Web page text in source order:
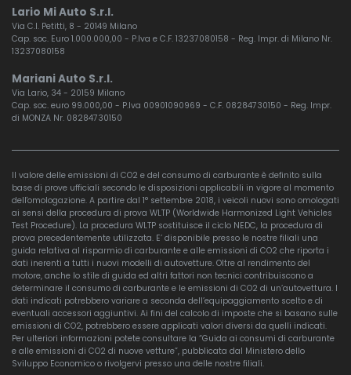
Lario Mi Auto S.r.l.
Via C.I. Petitti, 8 - 20149 Milano
Cap. soc. Euro 1.000.000,00 - P.Iva e C.F. 13237080158 - Reg. Impr. di Milano Nr.
13237080158
Mariani Auto S.r.l.
Via Lario, 34 - 20159 Milano
Cap. soc. euro 99.000,00 - P.Iva 00901090969 - C.F. 08284730150 - Reg. Impr.
di MONZA Nr. 08284730150
Il valore delle emissioni di CO2 e del consumo di carburante è definito sulla
base di prove ufficiali secondo le disposizioni applicabili in vigore al momento
dell'omologazione. A partire dal 1° settembre 2018, i veicoli nuovi sono omologati
ai sensi della procedura di prova WLTP (Worldwide Harmonized Light Vehicles
Test Procedure). La procedura WLTP sostituisce il ciclo NEDC, la procedura di
prova precedentemente utilizzata. E’ disponibile presso le nostre filiali una
guida relativa al risparmio di carburante e alle emissioni di CO2 che riporta i
dati inerenti a tutti i nuovi modelli di autovetture. Oltre al rendimento del
motore, anche lo stile di guida ed altri fattori non tecnici contribuiscono a
determinare il consumo di carburante e le emissioni di CO2 di un’autovettura. I
dati indicati potrebbero variare a seconda dell’equipaggiamento scelto e di
eventuali accessori aggiuntivi. Ai fini del calcolo di imposte che si basano sulle
emissioni di CO2, potrebbero essere applicati valori diversi da quelli indicati.
Per ulteriori informazioni potete consultare la “Guida ai consumi di carburante
e alle emissioni di CO2 di nuove vetture”, pubblicata dal Ministero dello
Sviluppo Economico o rivolgervi presso una delle nostre filiali.